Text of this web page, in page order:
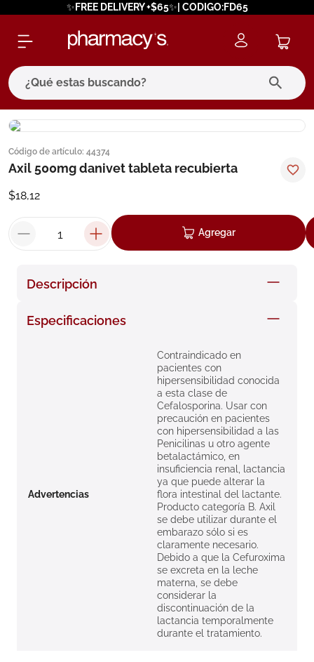
✨FREE DELIVERY +$65✨| CODIGO:FD65
¿Qué estas buscando?
Código de artículo: 44374
Axil 500mg danivet tableta recubierta
$18,12
Agregar
Descripción
Especificaciones
Advertencias
Contraindicado en
pacientes con
hipersensibilidad conocida
a esta clase de
Cefalosporina. Usar con
precaución en pacientes
con hipersensibilidad a las
Penicilinas u otro agente
betalactámico, en
insuficiencia renal, lactancia
ya que puede alterar la
flora intestinal del lactante.
Producto categoría B. Axil
se debe utilizar durante el
embarazo sólo si es
claramente necesario.
Debido a que la Cefuroxima
se excreta en la leche
materna, se debe
considerar la
discontinuación de la
lactancia temporalmente
durante el tratamiento.
términos más buscados
1. eucerin
pilexil
5. cerave
6 degraler
8. roche posay